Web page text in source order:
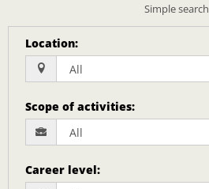
Simple search
Location:
Scope of activities:
Career level: